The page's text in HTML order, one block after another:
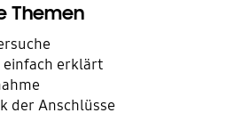
Themen
einfach erklärt
der Anschlüsse